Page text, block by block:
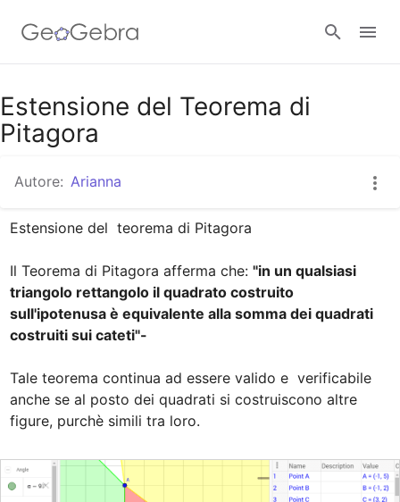
Google Classroom
Accedi
Estensione del Teorema di
Pitagora
Autore: Arianna
Estensione del  teorema di Pitagora
Il Teorema di Pitagora afferma che: "in un qualsiasi
triangolo rettangolo il quadrato costruito
sull'ipotenusa è equivalente alla somma dei quadrati
costruiti sui cateti"-
Tale teorema continua ad essere valido e  verificabile
anche se al posto dei quadrati si costruiscono altre
figure, purchè simili tra loro.